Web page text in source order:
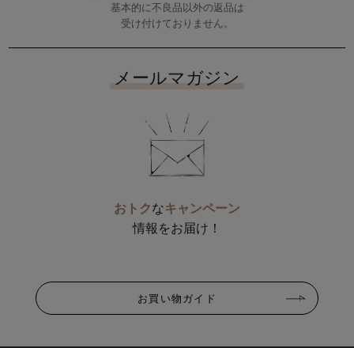
基本的に不良品以外の返品は
受け付けておりません。
メールマガジン
おトクなキャンペーン
情報をお届け！
お買い物ガイド